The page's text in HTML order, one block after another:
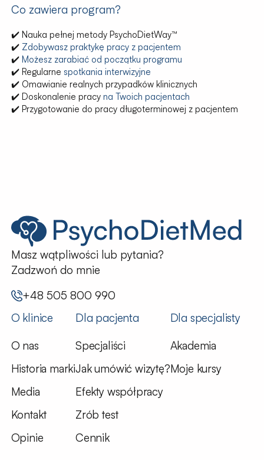
Co zawiera program?
✔️ Nauka pełnej metody PsychoDietWay™
✔️ Zdobywasz praktykę pracy z pacjentem
✔️ Możesz zarabiać od początku programu
✔️ Regularne spotkania interwizyjne
✔️ Omawianie realnych przypadków klinicznych
✔️ Doskonalenie pracy na Twoich pacjentach
✔️ Przygotowanie do pracy długoterminowej z pacjentem
Masz wątpliwości lub pytania?
Zadzwoń do mnie
+48 505 800 990
O klinice
O nas
Historia marki
Media
Kontakt
Opinie
Dla pacjenta
Specjaliści
Jak umówić wizytę?
Efekty współpracy
Zrób test
Cennik
Dla specjalisty
Akademia
Moje kursy